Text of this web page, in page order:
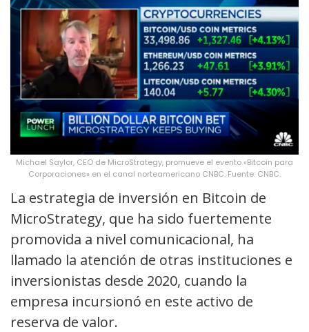
Michael Saylor, CEO de MicroStrategy, promueve el evento «Bitcoin para
Corporaciones» en el canal norteamericano CNBC. Fuente: CNBC.
La estrategia de inversión en Bitcoin de
MicroStrategy, que ha sido fuertemente
promovida a nivel comunicacional, ha
llamado la atención de otras instituciones e
inversionistas desde 2020, cuando la
empresa incursionó en este activo de
reserva de valor.